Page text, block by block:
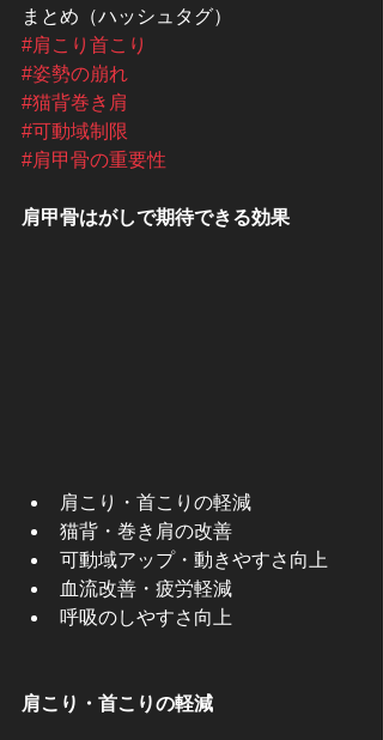
まとめ（ハッシュタグ）
#肩こり首こり
#姿勢の崩れ
#猫背巻き肩
#可動域制限
#肩甲骨の重要性
肩甲骨はがしで期待できる効果
肩こり・首こりの軽減
猫背・巻き肩の改善
可動域アップ・動きやすさ向上
血流改善・疲労軽減
呼吸のしやすさ向上
肩こり・首こりの軽減